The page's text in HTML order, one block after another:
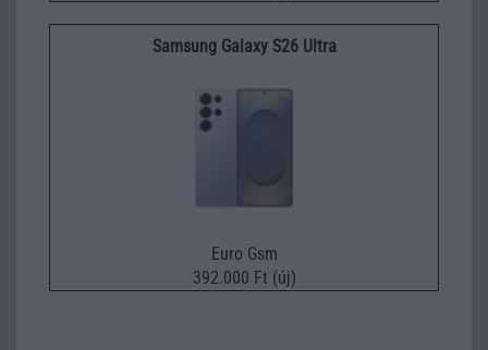
Samsung Galaxy S26 Ultra
Euro Gsm
392.000 Ft (új)